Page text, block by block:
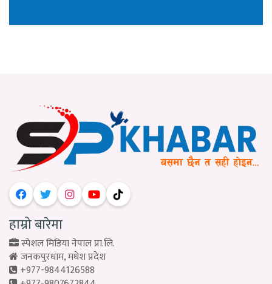
हाम्रो बारेमा
स्पेशल मिडिया नेपाल प्रा.लि.
जनकपुरधाम, मधेश प्रदेश
+977-9844126588